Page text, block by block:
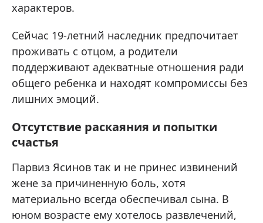
характеров.
Сейчас 19-летний наследник предпочитает
проживать с отцом, а родители
поддерживают адекватные отношения ради
общего ребенка и находят компромиссы без
лишних эмоций.
Отсутствие раскаяния и попытки
счастья
Парвиз Ясинов так и не принес извинений
жене за причиненную боль, хотя
материально всегда обеспечивал сына. В
юном возрасте ему хотелось развлечений,